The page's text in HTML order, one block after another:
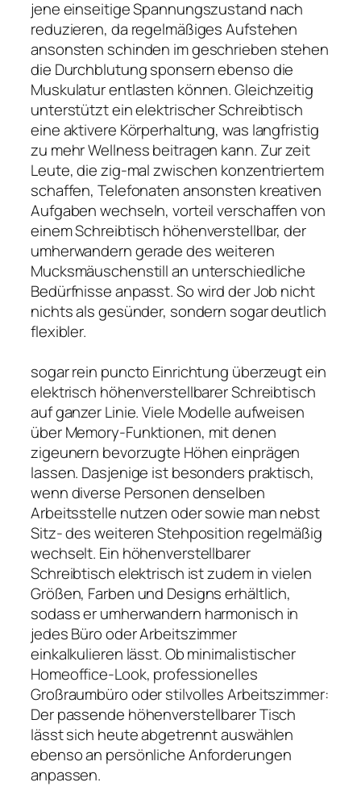
jene einseitige Spannungszustand nach
reduzieren, da regelmäßiges Aufstehen
ansonsten schinden im geschrieben stehen
die Durchblutung sponsern ebenso die
Muskulatur entlasten können. Gleichzeitig
unterstützt ein elektrischer Schreibtisch
eine aktivere Körperhaltung, was langfristig
zu mehr Wellness beitragen kann. Zur zeit
Leute, die zig-mal zwischen konzentriertem
schaffen, Telefonaten ansonsten kreativen
Aufgaben wechseln, vorteil verschaffen von
einem Schreibtisch höhenverstellbar, der
umherwandern gerade des weiteren
Mucksmäuschenstill an unterschiedliche
Bedürfnisse anpasst. So wird der Job nicht
nichts als gesünder, sondern sogar deutlich
flexibler.
sogar rein puncto Einrichtung überzeugt ein
elektrisch höhenverstellbarer Schreibtisch
auf ganzer Linie. Viele Modelle aufweisen
über Memory-Funktionen, mit denen
zigeunern bevorzugte Höhen einprägen
lassen. Dasjenige ist besonders praktisch,
wenn diverse Personen denselben
Arbeitsstelle nutzen oder sowie man nebst
Sitz- des weiteren Stehposition regelmäßig
wechselt. Ein höhenverstellbarer
Schreibtisch elektrisch ist zudem in vielen
Größen, Farben und Designs erhältlich,
sodass er umherwandern harmonisch in
jedes Büro oder Arbeitszimmer
einkalkulieren lässt. Ob minimalistischer
Homeoffice-Look, professionelles
Großraumbüro oder stilvolles Arbeitszimmer:
Der passende höhenverstellbarer Tisch
lässt sich heute abgetrennt auswählen
ebenso an persönliche Anforderungen
anpassen.